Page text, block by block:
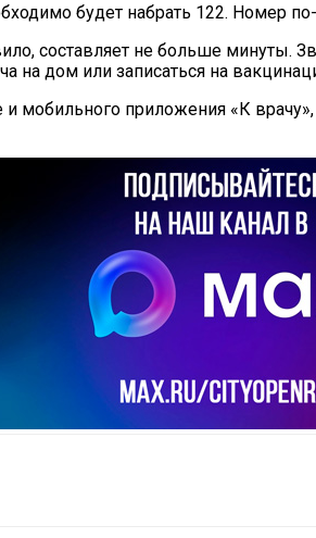
будет набрать 122. Номер
составляет не больше минуты.
на дом или записаться на
приложения «К